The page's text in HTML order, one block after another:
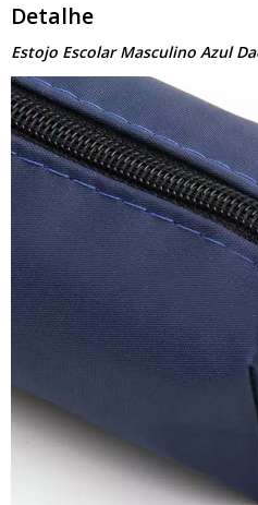
Detalhe
Estojo Escolar Masculino Azul